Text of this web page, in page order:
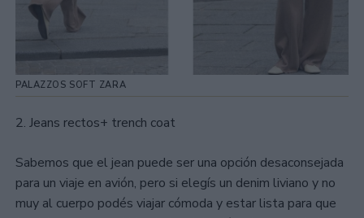
PALAZZOS SOFT ZARA
2. Jeans rectos+ trench coat
Sabemos que el jean puede ser una opción desaconsejada
para un viaje en avión, pero si elegís un denim liviano y no
muy al cuerpo podés viajar cómoda y estar lista para que